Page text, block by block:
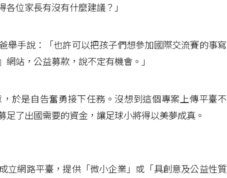
位家長有沒有什麼建議？」
舉手說：「也許可以把孩子們想參加國際交流賽的事寫
站，公益募款，說不定有機會。」
於是自告奮勇接下任務。沒想到這個專案上傳平臺不
了出國需要的資金，讓足球小將得以美夢成真。
立網路平臺，提供「微小企業」或「具創意及公益性質